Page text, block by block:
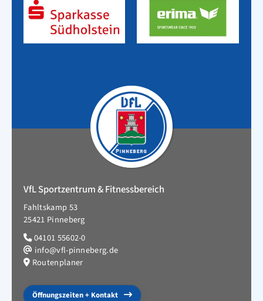
VfL Sportzentrum & Fitnessbereich
Fahltskamp 53
25421 Pinneberg
04101 55602-0
info@vfl-pinneberg.de
Routenplaner
Öffnungszeiten + Kontakt